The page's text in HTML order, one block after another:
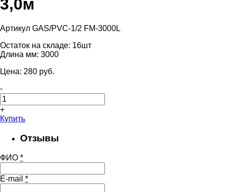
3,0м
Артикул GAS/PVC-1/2 FM-3000L
Остаток на складе: 16шт
Длина мм: 3000
Цена: 280 pуб.
-
+
Купить
Отзывы
ФИО *
E-mail *